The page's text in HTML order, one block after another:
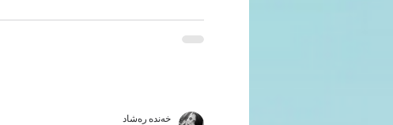
خەندە رەشاد